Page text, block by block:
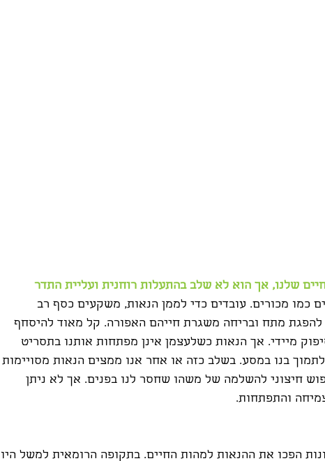
שלנו, אך הוא לא שלב בהתעלות רוחנית ועליית התדר
כמו מכורים. עובדים כדי לממן הנאות, משקעים כסף רב
מתח ובריחה משגרת חייהם האפורה. קל מאוד להיסחף
מיידי. אך הנאות כשלעצמן אינן מפתחות אותנו בתסריט
בנו במסע. בשלב כזה או אחר אנו ממצים הנאות מסויימות
חיצוני להשלמה של משהו שחסר לנו בפנים. אך לא ניתן
והתפתחות.
הפכו את ההנאות למהות החיים. בתקופה הרומאית למשל היו